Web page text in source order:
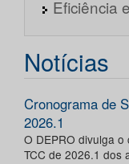
Eficiência
Notícias
Cronograma de
2026.1
O DEPRO divulga
TCC de 2026.1 dos